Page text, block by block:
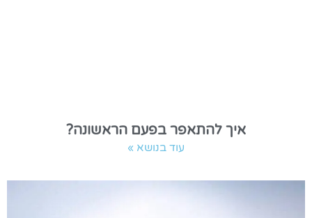
איך להתאפר בפעם הראשונה?
עוד בנושא »